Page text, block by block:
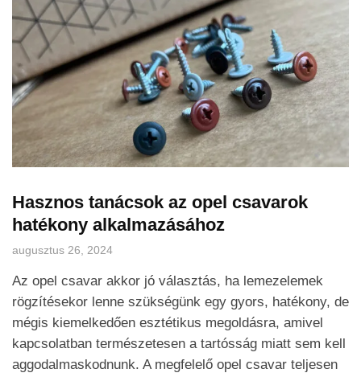
Hasznos tanácsok az opel csavarok
hatékony alkalmazásához
augusztus 26, 2024
Az opel csavar akkor jó választás, ha lemezelemek
rögzítésekor lenne szükségünk egy gyors, hatékony, de
mégis kiemelkedően esztétikus megoldásra, amivel
kapcsolatban természetesen a tartósság miatt sem kell
aggodalmaskodnunk. A megfelelő opel csavar teljesen